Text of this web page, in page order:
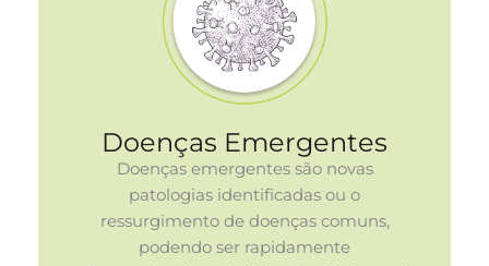
Doenças Emergentes
Doenças emergentes são novas
patologias identificadas ou o
ressurgimento de doenças comuns,
podendo ser rapidamente